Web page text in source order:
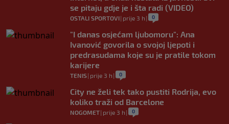
se pitaju gdje je i šta radi (VIDEO)
OSTALI SPORTOVI| prije 3 h | 0
"I danas osjećam ljubomoru": Ana
Ivanović govorila o svojoj ljepoti i
predrasudama koje su je pratile tokom
karijere
TENIS| prije 3 h | 0
City ne želi tek tako pustiti Rodrija, evo
koliko traži od Barcelone
NOGOMET| prije 3 h | 0